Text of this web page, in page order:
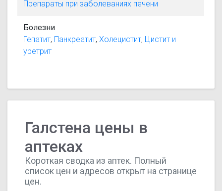
Препараты при заболеваниях печени
Болезни
Гепатит, Панкреатит,Холецистит, Цистит и
уретрит
Галстена цены в
аптеках
Короткая сводка из аптек. Полный
список цен и адресов открыт на странице
цен.